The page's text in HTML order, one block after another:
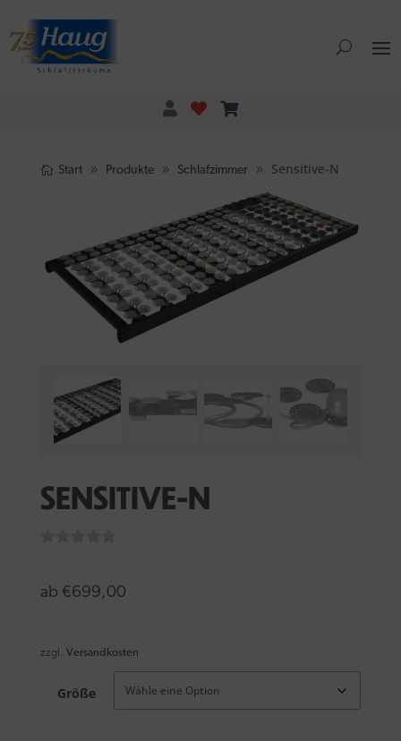
Start Produkte Schlafzimmer Sensitive-N
SENSITIVE-N
ab €699,00
zzgl. Versandkosten
Größe